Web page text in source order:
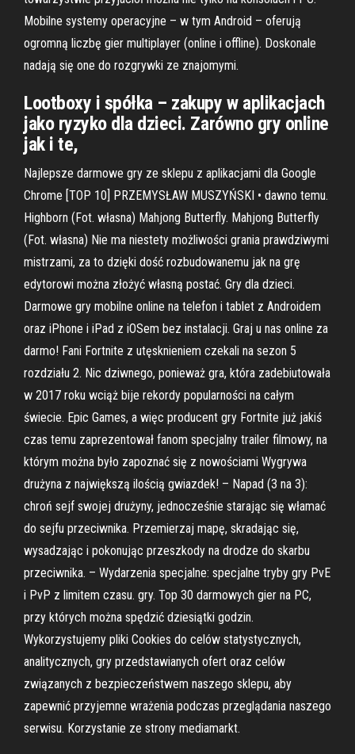
Mobilne systemy operacyjne – w tym Android – oferują
ogromną liczbę gier multiplayer (online i offline). Doskonale
nadają się one do rozgrywki ze znajomymi.
Lootboxy i spółka – zakupy w aplikacjach
jako ryzyko dla dzieci. Zarówno gry online
jak i te,
Najlepsze darmowe gry ze sklepu z aplikacjami dla Google
Chrome [TOP 10] PRZEMYSŁAW MUSZYŃSKI • dawno temu.
Highborn (Fot. własna) Mahjong Butterfly. Mahjong Butterfly
(Fot. własna) Nie ma niestety możliwości grania prawdziwymi
mistrzami, za to dzięki dość rozbudowanemu jak na grę
edytorowi można złożyć własną postać. Gry dla dzieci.
Darmowe gry mobilne online na telefon i tablet z Androidem
oraz iPhone i iPad z iOSem bez instalacji. Graj u nas online za
darmo! Fani Fortnite z utęsknieniem czekali na sezon 5
rozdziału 2. Nic dziwnego, ponieważ gra, która zadebiutowała
w 2017 roku wciąż bije rekordy popularności na całym
świecie. Epic Games, a więc producent gry Fortnite już jakiś
czas temu zaprezentował fanom specjalny trailer filmowy, na
którym można było zapoznać się z nowościami Wygrywa
drużyna z największą ilością gwiazdek! – Napad (3 na 3):
chroń sejf swojej drużyny, jednocześnie starając się włamać
do sejfu przeciwnika. Przemierzaj mapę, skradając się,
wysadzając i pokonując przeszkody na drodze do skarbu
przeciwnika. – Wydarzenia specjalne: specjalne tryby gry PvE
i PvP z limitem czasu. gry. Top 30 darmowych gier na PC,
przy których można spędzić dziesiątki godzin.
Wykorzystujemy pliki Cookies do celów statystycznych,
analitycznych, gry przedstawianych ofert oraz celów
związanych z bezpieczeństwem naszego sklepu, aby
zapewnić przyjemne wrażenia podczas przeglądania naszego
serwisu. Korzystanie ze strony mediamarkt.